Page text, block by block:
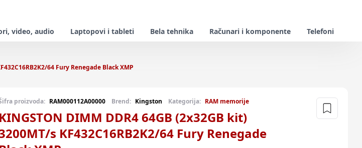
video, audio Laptopovi i tableti Bela tehnika Računari i komponente Telefoni
64 Fury Renegade Black XMP
proizvoda: RAM000112A00000 Brend: Kingston Kategorija: RAM memorije
KINGSTON DIMM DDR4 64GB (2x32GB kit)
s KF432C16RB2K2/64 Fury Renegade